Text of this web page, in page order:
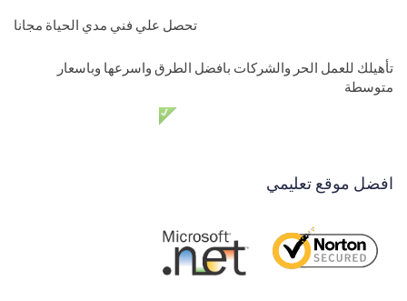
تحصل علي فني مدي الحياة مجانا
تأهيلك للعمل الحر والشركات بافضل الطرق واسرعها وباسعار
متوسطة
افضل موقع تعليمي